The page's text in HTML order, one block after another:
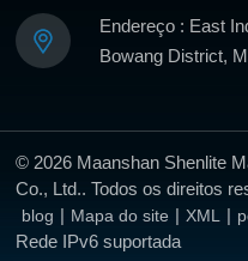
Endereço : East
Bowang District,
© 2026 Maanshan Shenlite
Co., Ltd.. Todos os direitos
blog | Mapa do site | XML |
Rede IPv6 suportada